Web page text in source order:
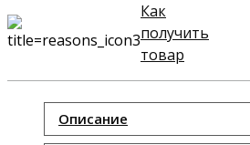
Как
получить
товар
Описание